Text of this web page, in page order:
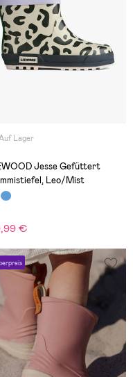
Lager
Jesse Gefüttert
Leo/Mist
€